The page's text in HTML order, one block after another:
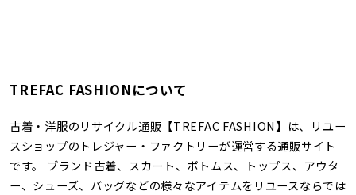
TREFAC FASHIONについて
古着・洋服のリサイクル通販【TREFAC FASHION】は、リユー
スショップのトレジャー・ファクトリーが運営する通販サイト
です。 ブランド古着、スカート、ボトムス、トップス、アウタ
ー、シューズ、バッグなどの様々なアイテムをリユースならでは